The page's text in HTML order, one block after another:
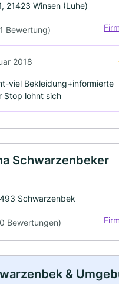
21423 Winsen (Luhe)
Bewertung)
2018
viel Bekleidung+informierte
Stop lohnt sich
Schwarzenbeker
Schwarzenbek
Bewertungen)
&